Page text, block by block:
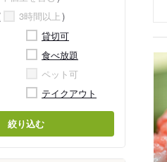
3時間以上
貸切可
食べ放題
ペット可
テイクアウト
絞り込む